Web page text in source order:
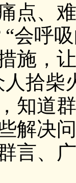
点、
会呼
施，
人拾柴
知道
解决
言、